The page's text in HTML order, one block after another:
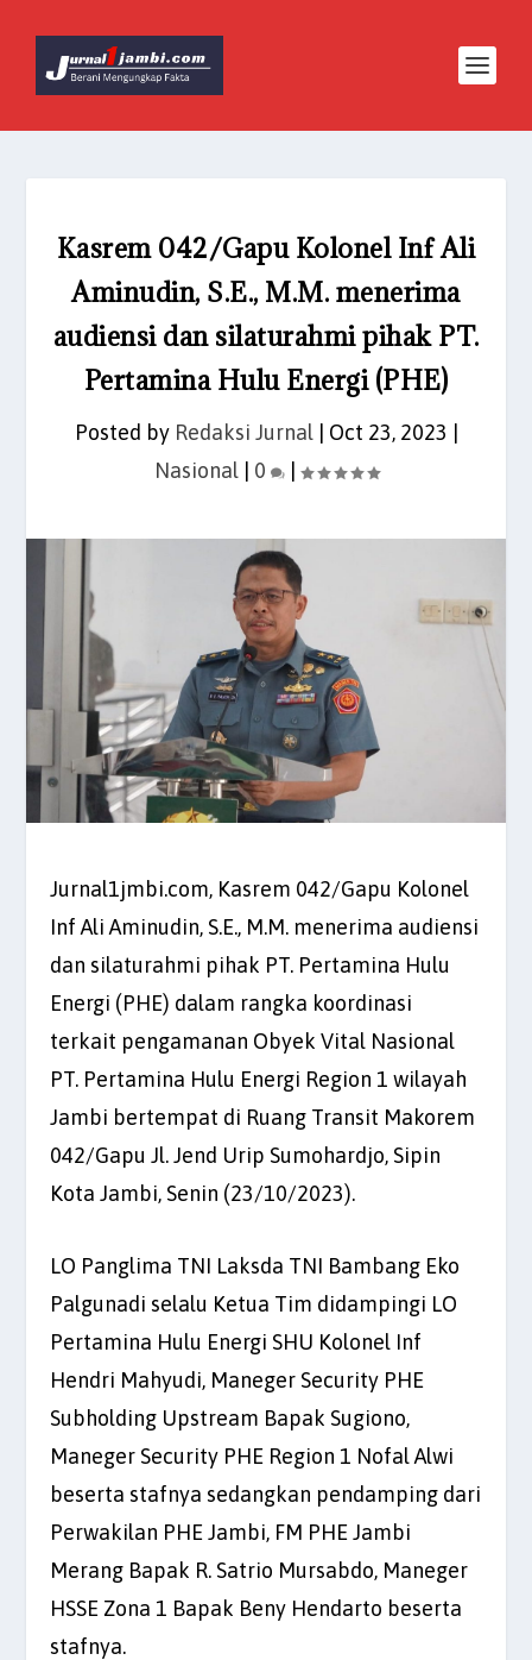
Kasrem 042/Gapu Kolonel Inf Ali
Aminudin, S.E., M.M. menerima
audiensi dan silaturahmi pihak PT.
Pertamina Hulu Energi (PHE)
Posted by Redaksi Jurnal| Oct 23, 2023
Nasional| 0 |
Jurnal1jmbi.com, Kasrem 042/Gapu Kolonel
Inf Ali Aminudin, S.E., M.M. menerima audiensi
dan silaturahmi pihak PT. Pertamina Hulu
Energi (PHE) dalam rangka koordinasi
terkait pengamanan Obyek Vital Nasional
PT. Pertamina Hulu Energi Region 1 wilayah
Jambi bertempat di Ruang Transit Makorem
042/Gapu Jl. Jend Urip Sumohardjo, Sipin
Kota Jambi, Senin (23/10/2023).
LO Panglima TNI Laksda TNI Bambang Eko
Palgunadi selalu Ketua Tim didampingi LO
Pertamina Hulu Energi SHU Kolonel Inf
Hendri Mahyudi, Maneger Security PHE
Subholding Upstream Bapak Sugiono,
Maneger Security PHE Region 1 Nofal Alwi
beserta stafnya sedangkan pendamping dari
Perwakilan PHE Jambi, FM PHE Jambi
Merang Bapak R. Satrio Mursabdo, Maneger
HSSE Zona 1 Bapak Beny Hendarto beserta
stafnya.